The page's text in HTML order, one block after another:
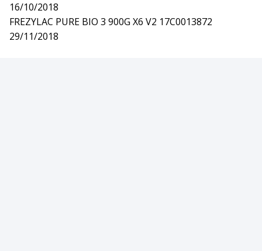
16/10/2018
FREZYLAC PURE BIO 3 900G X6 V2 17C0013872
29/11/2018